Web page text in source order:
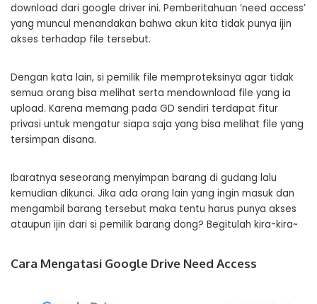
download dari google driver ini. Pemberitahuan ‘need access’
yang muncul menandakan bahwa akun kita tidak punya ijin
akses terhadap file tersebut.
Dengan kata lain, si pemilik file memproteksinya agar tidak
semua orang bisa melihat serta mendownload file yang ia
upload. Karena memang pada GD sendiri terdapat fitur
privasi untuk mengatur siapa saja yang bisa melihat file yang
tersimpan disana.
Ibaratnya seseorang menyimpan barang di gudang lalu
kemudian dikunci. Jika ada orang lain yang ingin masuk dan
mengambil barang tersebut maka tentu harus punya akses
ataupun ijin dari si pemilik barang dong? Begitulah kira-kira~
Cara Mengatasi Google Drive Need Access